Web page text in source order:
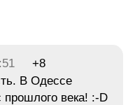
+8
В Одессе
прошлого века! :-D